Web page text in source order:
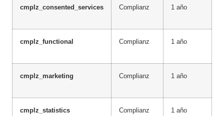
cmplz_consented_services Complianz 1 año
cmplz_functional Complianz 1 año
cmplz_marketing Complianz 1 año
cmplz_statistics Complianz 1 año